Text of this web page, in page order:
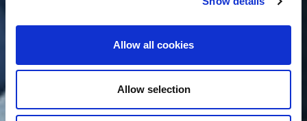
Allow all cookies
Allow selection